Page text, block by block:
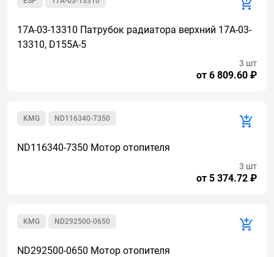
17A-03-13310 Патрубок радиатора верхний 17A-03-
13310, D155A-5
от 6 809.60 ₽
3 шт
ND116340-7350
KMG
ND116340-7350 Мотор отопителя
от 5 374.72 ₽
3 шт
ND292500-0650
KMG
ND292500-0650 Мотор отопителя